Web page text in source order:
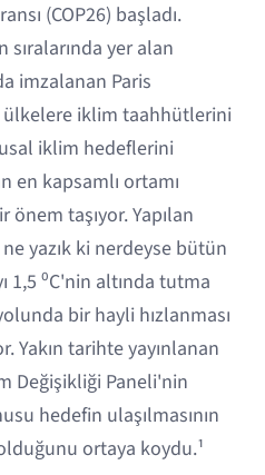
(COP26) başladı.
yer alan
imzalanan Paris
ülkelere iklim taahhütlerini
iklim hedeflerini
en kapsamlı ortamı
önem taşıyor. Yapılan
yazık ki nerdeyse bütün
1,5 ⁰C'nin altında tutma
bir hayli hızlanması
Yakın tarihte yayınlanan
Değişikliği Paneli'nin
hedefin ulaşılmasının
ortaya koydu.¹